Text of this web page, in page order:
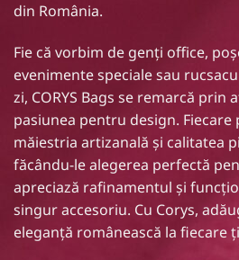
din România.
Fie că vorbim de genți office,
evenimente speciale sau
zi, CORYS Bags se remarcă prin
pasiunea pentru design.
măiestria artizanală și calitatea
făcându-le alegerea perfectă
apreciază rafinamentul și
singuraccesoriu. Cu Corys,
eleganță românească la fiecare